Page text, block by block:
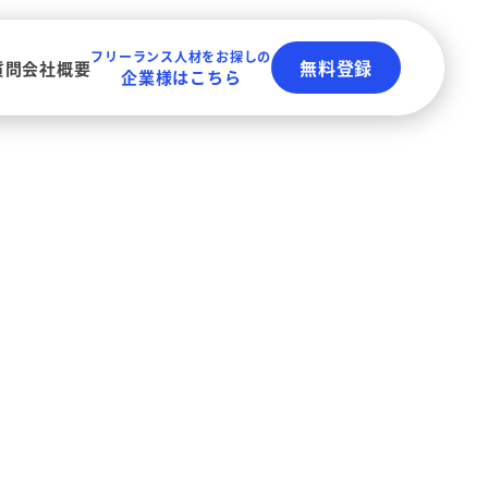
問会社概要
フリーランス人材をお探しの
企業様はこちら 無料登録